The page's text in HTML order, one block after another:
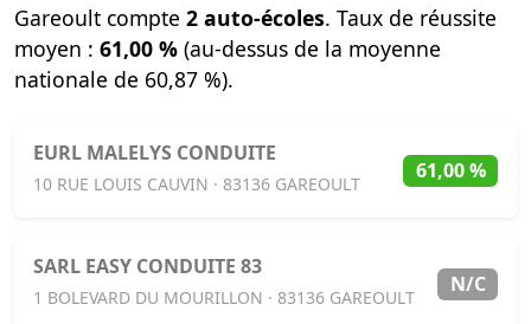
Gareoult compte 2 auto-écoles. Taux de réussite
moyen : 61,00 % (au-dessus de la moyenne
nationale de 60,87 %).
EURL MALELYS CONDUITE
10 RUE LOUIS CAUVIN · 83136 GAREOULT
61,00 %
SARL EASY CONDUITE 83
1 BOLEVARD DU MOURILLON · 83136 GAREOULT
N/C